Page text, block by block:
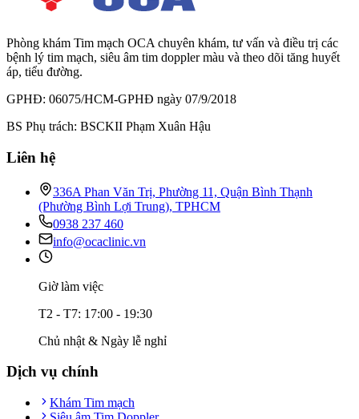
Phòng khám Tim mạch OCA chuyên khám, tư vấn và điều trị các
bệnh lý tim mạch, siêu âm tim doppler màu và theo dõi tăng huyết
áp, tiểu đường.
GPHĐ: 06075/HCM-GPHĐ ngày 07/9/2018
BS Phụ trách: BSCKII Phạm Xuân Hậu
Liên hệ
336A Phan Văn Trị, Phường 11, Quận Bình Thạnh
(Phường Bình Lợi Trung), TPHCM
0938 237 460
info@ocaclinic.vn
Giờ làm việc
T2 - T7: 17:00 - 19:30
Chủ nhật & Ngày lễ nghỉ
Dịch vụ chính
Khám Tim mạch